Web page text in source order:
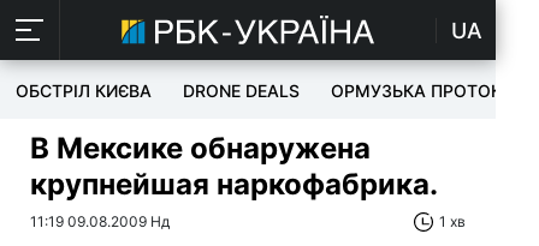
UA
ОБСТРІЛ КИЄВА DRONE DEALS ОРМУЗЬКА ПРОТОКА
В Мексике обнаружена
крупнейшая наркофабрика.
11:19 09.08.2009 Нд 1 хв